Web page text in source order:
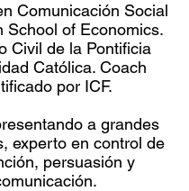
Comunicación Social
School of Economics.
Civil de la Pontificia
Católica. Coach
por ICF.
a grandes
experto en control de
persuasión y